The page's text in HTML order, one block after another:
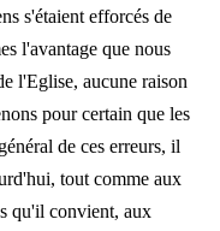
s'étaient efforcés de
l'avantage que nous
l'Eglise, aucune raison
pour certain que les
de ces erreurs, il
tout comme aux
qu'il convient, aux